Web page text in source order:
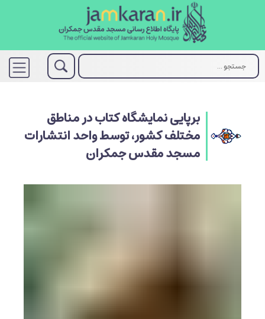
برپایی نمایشگاه کتاب در مناطق
مختلف کشور، توسط واحد انتشارات
مسجد مقدس جمکران